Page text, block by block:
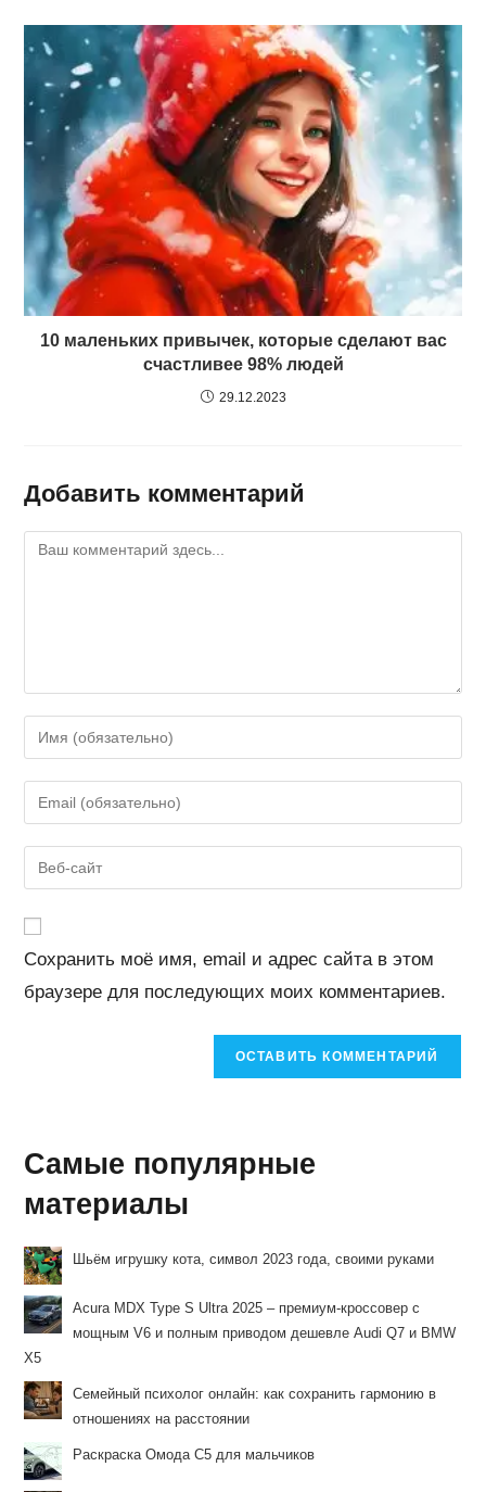
10 маленьких привычек, которые сделают вас
счастливее 98% людей
29.12.2023
Добавить комментарий
Комментарий
Введите
свое
имя
или
пользователя,
чтобы
прокомментировать
Введите
свой
email-
адрес,
Введите
URL
веб-
сайта
(необязательно)
Сохранить моё имя, email и адрес сайта в этом
браузере для последующих моих комментариев.
Самые популярные
материалы
Шьём игрушку кота, символ 2023 года, своими руками
Acura MDX Type S Ultra 2025 – премиум-кроссовер с
мощным V6 и полным приводом дешевле Audi Q7 и BMW
X5
Семейный психолог онлайн: как сохранить гармонию в
отношениях на расстоянии
Раскраска Омода С5 для мальчиков